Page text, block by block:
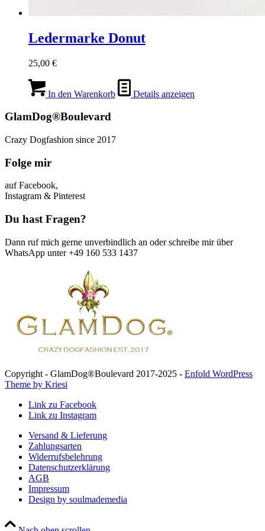
Ledermarke Donut
25,00 €
In den Warenkorb Details anzeigen
GlamDog®Boulevard
Crazy Dogfashion since 2017
Folge mir
auf Facebook,
Instagram & Pinterest
Du hast Fragen?
Dann ruf mich gerne unverbindlich an oder schreibe mir über
WhatsApp unter +49 160 533 1437
Copyright - GlamDog®Boulevard 2017-2025 - Enfold WordPress
Theme by Kriesi
Link zu Facebook
Link zu Instagram
Versand & Lieferung
Zahlungsarten
Widerrufsbelehrung
Datenschutzerklärung
AGB
Impressum
Design by soulmademedia